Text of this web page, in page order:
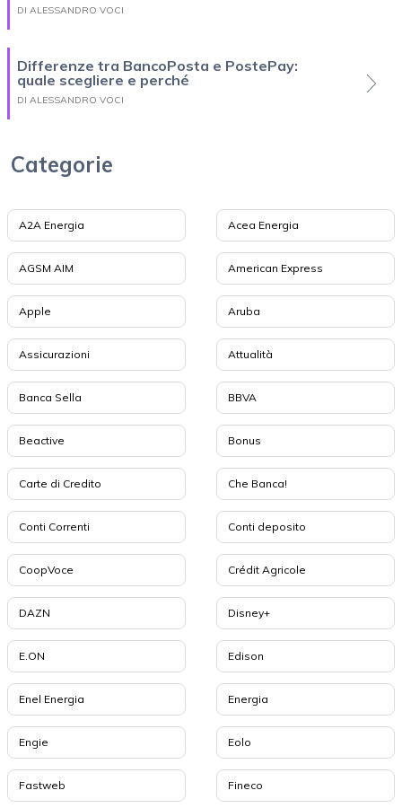
DI ALESSANDRO VOCI
Differenze tra BancoPosta e PostePay:
quale scegliere e perché
DI ALESSANDRO VOCI
Categorie
A2A Energia Acea Energia
AGSM AIM American Express
Apple Aruba
Assicurazioni Attualità
Banca Sella BBVA
Beactive Bonus
Carte di Credito Che Banca!
Conti Correnti Conti deposito
CoopVoce Crédit Agricole
DAZN Disney+
E.ON Edison
Enel Energia Energia
Engie Eolo
Fastweb Fineco